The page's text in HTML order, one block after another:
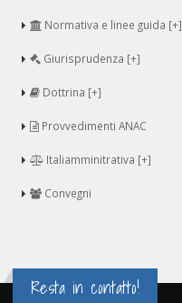
Normativa e linee guida [+]
Giurisprudenza [+]
Dottrina [+]
Provvedimenti ANAC
Italiamminitrativa [+]
Convegni
Resta in contatto!